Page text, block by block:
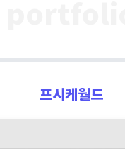
프시케월드